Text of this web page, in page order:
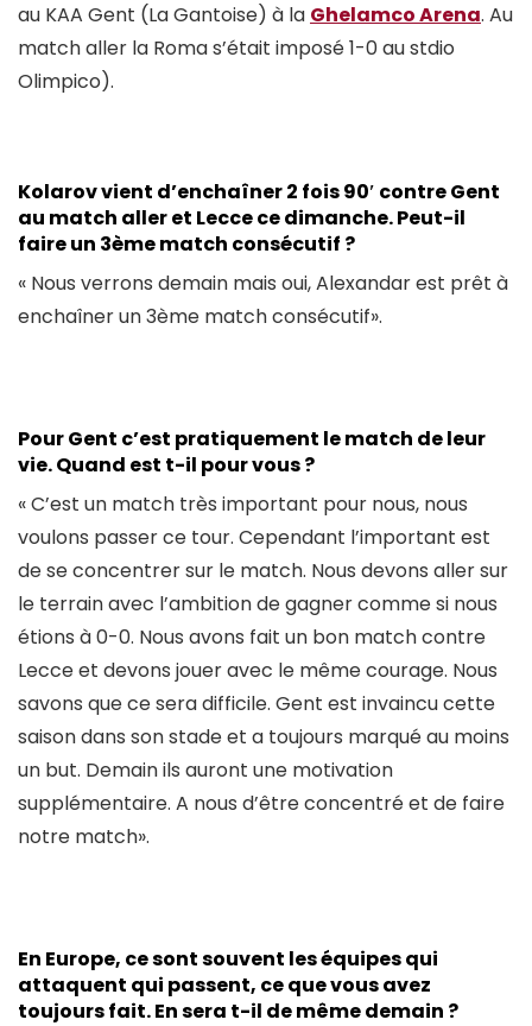
au KAA Gent (La Gantoise) à la Ghelamco Arena. Au
match aller la Roma s’était imposé 1-0 au stdio
Olimpico).
Kolarov vient d’enchaîner 2 fois 90′ contre Gent
au match aller et Lecce ce dimanche. Peut-il
faire un 3ème match consécutif ?
« Nous verrons demain mais oui, Alexandar est prêt à
enchaîner un 3ème match consécutif».
Pour Gent c’est pratiquement le match de leur
vie. Quand est t-il pour vous ?
« C’est un match très important pour nous, nous
voulons passer ce tour. Cependant l’important est
de se concentrer sur le match. Nous devons aller sur
le terrain avec l’ambition de gagner comme si nous
étions à 0-0. Nous avons fait un bon match contre
Lecce et devons jouer avec le même courage. Nous
savons que ce sera difficile. Gent est invaincu cette
saison dans son stade et a toujours marqué au moins
un but. Demain ils auront une motivation
supplémentaire. A nous d’être concentré et de faire
notre match».
En Europe, ce sont souvent les équipes qui
attaquent qui passent, ce que vous avez
toujours fait. En sera t-il de même demain ?